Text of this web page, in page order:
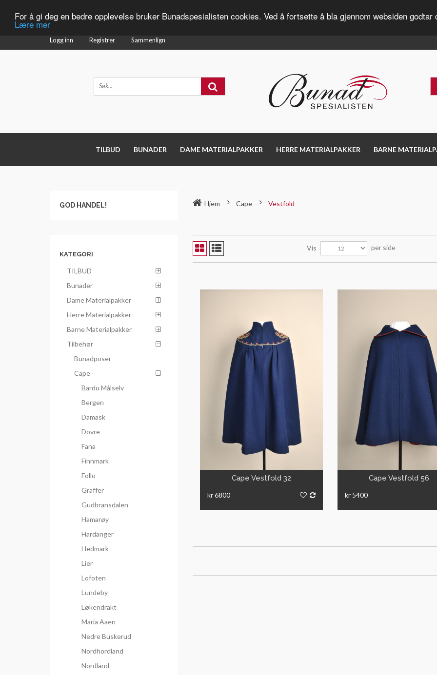
For å gi deg en bedre opplevelse bruker Bunadspesialisten cookies. Ved å fortsette å bla gjennom websiden
Lære mer
Logg inn Registrer Sammenlign
TILBUD BUNADER DAME MATERIALPAKKER HERRE MATERIALPAKKER BARNE
GOD HANDEL!
KATEGORI
TILBUD
Bunader
Dame Materialpakker
Herre Materialpakker
Barne Materialpakker
Tilbehør
Bunadposer
Cape
Bardu Målselv
Bergen
Damask
Dovre
Fana
Finnmark
Follo
Graffer
Gudbransdalen
Hamarøy
Hardanger
Hedmark
Lier
Lofoten
Lundeby
Løkendrakt
Maria Aaen
Nedre Buskerud
Nordhordland
Nordland
Hjem Cape Vestfold
Vis per side
Cape Vestfold 32
kr 6800
VIS
Cape Vestfold 56
kr 5400